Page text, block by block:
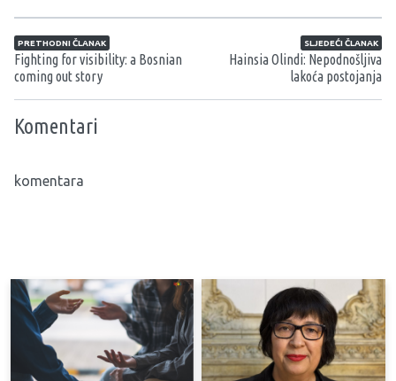
Navigacija članaka
PRETHODNI ČLANAK
Fighting for visibility: a Bosnian
coming out story
SLJEDEĆI ČLANAK
Hainsia Olindi: Nepodnošljiva
lakoća postojanja
Komentari
komentara